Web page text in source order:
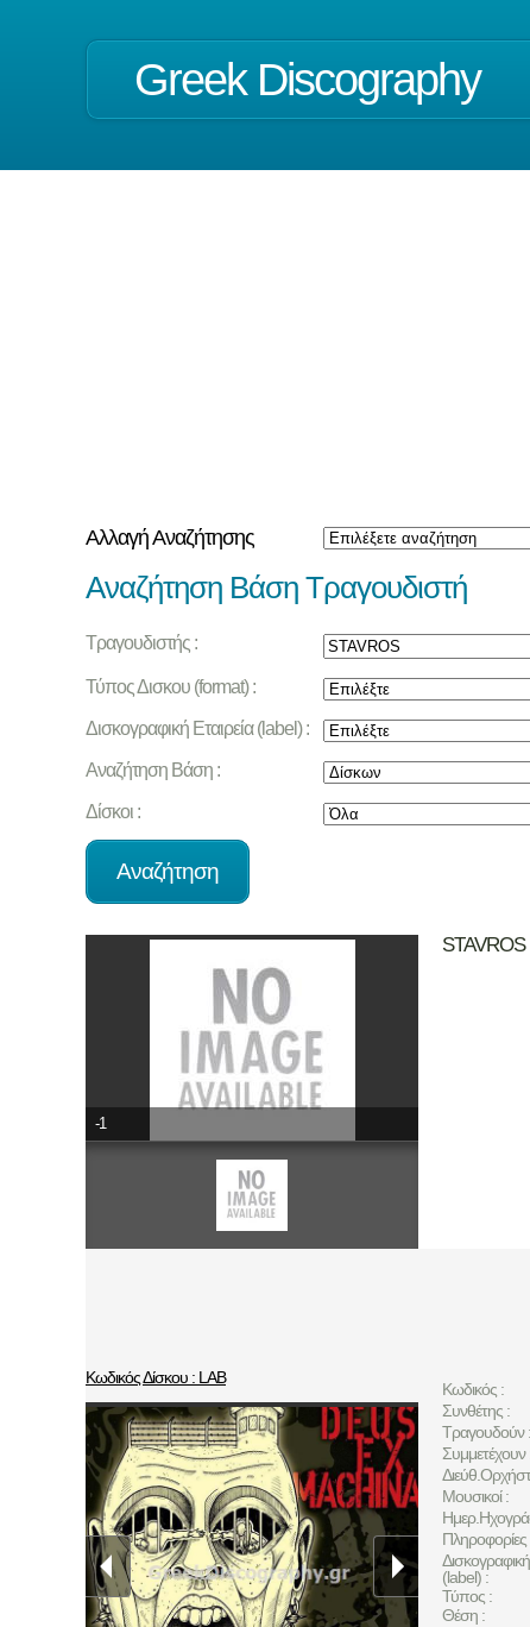
Greek Discography
Αλλαγή Αναζήτησης
Αναζήτηση Βάση Τραγουδιστή
Τραγουδιστής :
Τύπος Δισκου (format) :
Δισκογραφική Εταιρεία (label) :
Αναζήτηση Βάση :
Δίσκοι :
-1
STAVROS
Κωδικός Δίσκου : LAB
Κωδικός :
Συνθέτης :
Τραγουδούν :
Συμμετέχουν
Μουσικοί :
Πληροφορίες
Δισκογραφική
(label) :
Τύπος :
Θέση :